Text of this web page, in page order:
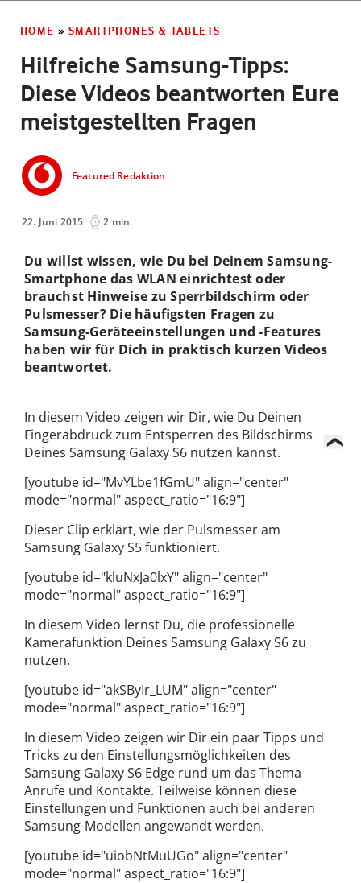
HOME » SMARTPHONES & TABLETS
Hilfreiche Samsung-Tipps:
Diese Videos beantworten Eure
meistgestellten Fragen
Featured Redaktion
22. Juni 2015 2 min.
Du willst wissen, wie Du bei Deinem Samsung-
Smartphone das WLAN einrichtest oder
brauchst Hinweise zu Sperrbildschirm oder
Pulsmesser? Die häufigsten Fragen zu
Samsung-Geräteeinstellungen und -Features
haben wir für Dich in praktisch kurzen Videos
beantwortet.
In diesem Video zeigen wir Dir, wie Du Deinen
Fingerabdruck zum Entsperren des Bildschirms
Deines Samsung Galaxy S6 nutzen kannst.
[youtube id="MvYLbe1fGmU" align="center"
mode="normal" aspect_ratio="16:9"]
Dieser Clip erklärt, wie der Pulsmesser am
Samsung Galaxy S5 funktioniert.
[youtube id="kluNxJa0lxY" align="center"
mode="normal" aspect_ratio="16:9"]
In diesem Video lernst Du, die professionelle
Kamerafunktion Deines Samsung Galaxy S6 zu
nutzen.
[youtube id="akSByIr_LUM" align="center"
mode="normal" aspect_ratio="16:9"]
In diesem Video zeigen wir Dir ein paar Tipps und
Tricks zu den Einstellungsmöglichkeiten des
Samsung Galaxy S6 Edge rund um das Thema
Anrufe und Kontakte. Teilweise können diese
Einstellungen und Funktionen auch bei anderen
Samsung-Modellen angewandt werden.
[youtube id="uiobNtMuUGo" align="center"
mode="normal" aspect_ratio="16:9"]